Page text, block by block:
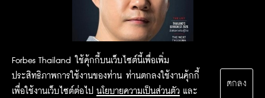
Forbes Thailand ใช้คุ้กกี้บนเว็บไซต์นี้เพื่อเพิ่ม
ประสิทธิภาพการใช้งานของท่าน ท่านตกลงใช้งานคุ้กกี้
เพื่อใช้งานเว็บไซต์ต่อไป นโยบายความเป็นส่วนตัว และ
ตกลง